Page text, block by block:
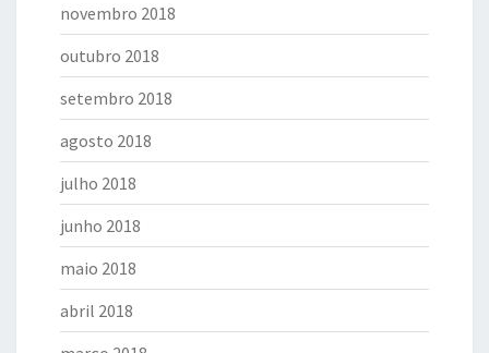
novembro 2018
outubro 2018
setembro 2018
agosto 2018
julho 2018
junho 2018
maio 2018
abril 2018